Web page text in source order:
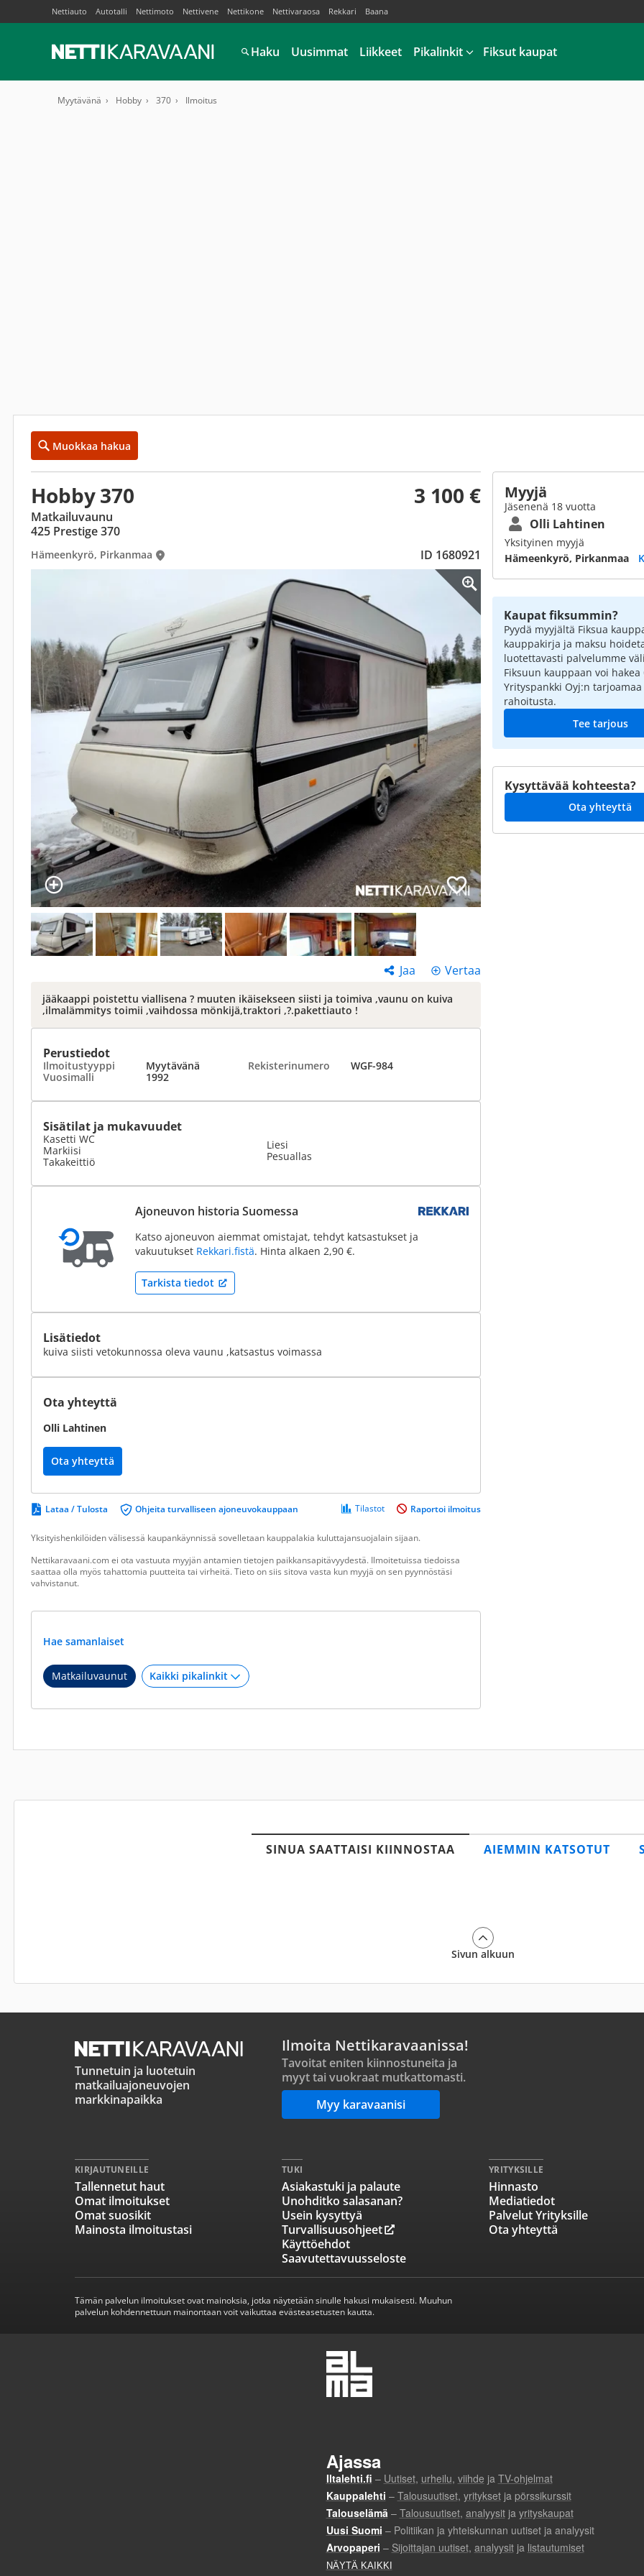
Nettiauto Autotalli Nettimoto Nettivene Nettikone Nettivaraosa Rekkari Baana
Haku Uusimmat Liikkeet Pikalinkit Fiksut kaupat
Myytävänä Hobby 370 Ilmoitus
Muokkaa hakua
Hobby 370 3 100 €
Matkailuvaunu
425 Prestige 370
Hämeenkyrö, Pirkanmaa ID 1680921
Jaa Vertaa
jääkaappi poistettu viallisena ? muuten ikäisekseen siisti ja toimiva ,vaunu on kuiva
,ilmalämmitys toimii ,vaihdossa mönkijä,traktori ,?.pakettiauto !
Perustiedot
Ilmoitustyyppi Myytävänä Rekisterinumero
WGF-984
Vuosimalli
1992
Sisätilat ja mukavuudet
Kasetti WC
Markiisi
Takakeittiö
Liesi
Pesuallas
Ajoneuvon historia Suomessa
Katso ajoneuvon aiemmat omistajat, tehdyt katsastukset ja
vakuutukset Rekkari.fistä. Hinta alkaen 2,90 €.
Tarkista tiedot
Lisätiedot
kuiva siisti vetokunnossa oleva vaunu ,katsastus voimassa
Ota yhteyttä
Olli Lahtinen
Ota yhteyttä
Lataa / Tulosta Ohjeita turvalliseen ajoneuvokauppaan Tilastot Raportoi ilmoitus
Yksityishenkilöiden välisessä kaupankäynnissä sovelletaan kauppalakia kuluttajansuojalain sijaan.
Nettikaravaani.com ei ota vastuuta myyjän antamien tietojen paikkansapitävyydestä. Ilmoitetuissa tiedoissa
saattaa olla myös tahattomia puutteita tai virheitä. Tieto on siis sitova vasta kun myyjä on sen pyynnöstäsi
vahvistanut.
Hae samanlaiset
Matkailuvaunut
Myyjä
Jäsenenä 18 vuotta
Olli Lahtinen
Yksityinen myyjä
Hämeenkyrö, Pirkanmaa
Kaupat fiksummin?
Pyydä myyjältä Fiksua
kauppakirja ja maksu
luotettavasti palvelumme
Fiksuun kauppaan voi hakea
Yrityspankki Oyj:n tarjoamaa
rahoitusta.
Tee tarjous
Kysyttävää kohteesta?
Ota yhteyttä
SINUA SAATTAISI KIINNOSTAA AIEMMIN KATSOTUT
Sivun alkuun
Tunnetuin ja luotetuin
matkailuajoneuvojen
markkinapaikka
Ilmoita Nettikaravaanissa!
Tavoitat eniten kiinnostuneita ja
myyt tai vuokraat mutkattomasti.
Myy karavaanisi
KIRJAUTUNEILLE
Tallennetut haut
Omat ilmoitukset
Omat suosikit
Mainosta ilmoitustasi
TUKI
Asiakastuki ja palaute
Unohditko salasanan?
Usein kysyttyä
Turvallisuusohjeet
Käyttöehdot
Saavutettavuusseloste
YRITYKSILLE
Hinnasto
Mediatiedot
Palvelut Yrityksille
Ota yhteyttä
Tämän palvelun ilmoitukset ovat mainoksia, jotka näytetään sinulle hakusi mukaisesti. Muuhun
palvelun kohdennettuun mainontaan voit vaikuttaa evästeasetusten kautta.